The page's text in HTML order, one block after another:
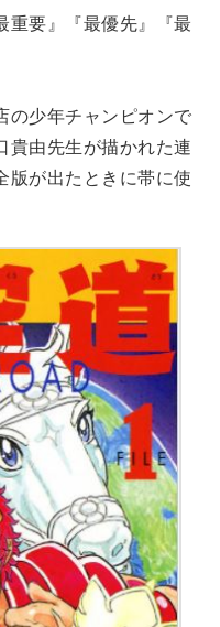
要』『最優先』『最
少年チャンピオンで
貴由先生が描かれた連
版が出たときに帯に使